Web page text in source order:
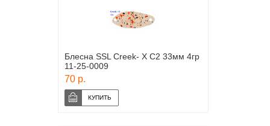
Блесна SSL Creek- X C2 33мм 4гр
11-25-0009
70 р.